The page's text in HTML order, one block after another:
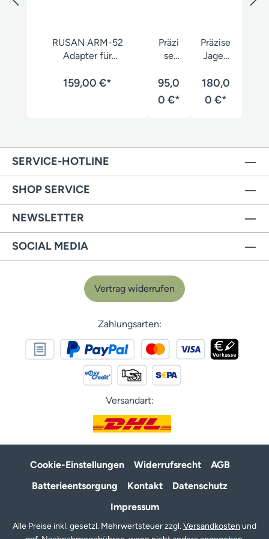
RUSAN ARM-52
Adapter für
159,00 €*
Präzi
se
n
Duo-
95,0
0 €*
Präzise
Jagen
hülse
180,0
0 €*
SERVICE-HOTLINE
SHOP SERVICE
NEWSLETTER
SOCIAL MEDIA
Vertrag widerrufen
Zahlungsarten:
Versandart:
Cookie-Einstellungen Widerrufsrecht
AGB
Batterieentsorgung
Kontakt
Datenschutz
Impressum
Alle Preise inkl. gesetzl. Mehrwertsteuer zzgl. Versandkosten und